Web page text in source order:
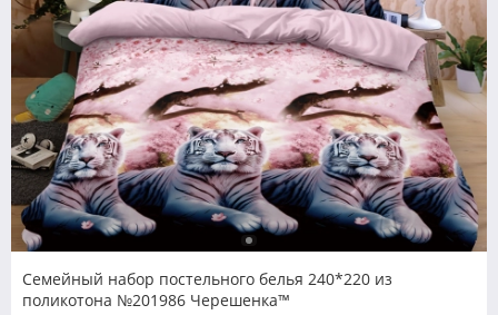
Семейный набор постельного белья 240*220 из
поликотона №201986 Черешенка™